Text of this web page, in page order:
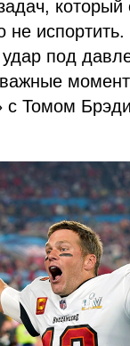
который
не
под
Томом